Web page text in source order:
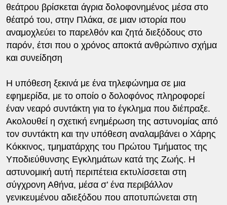
θεάτρου βρίσκεται άγρια δολοφονημένος μέσα στο
θέατρό του, στην Πλάκα, σε μιαν ιστορία που
αναμοχλεύει το παρελθόν και ζητά διεξόδους στο
παρόν, έτσι που ο χρόνος αποκτά ανθρώπινο σχήμα
και συνείδηση
Η υπόθεση ξεκινά με ένα τηλεφώνημα σε μια
εφημερίδα, με το οποίο ο δολοφόνος πληροφορεί
έναν νεαρό συντάκτη για το έγκλημα που διέπραξε.
Ακολουθεί η σχετική ενημέρωση της αστυνομίας από
τον συντάκτη και την υπόθεση αναλαμβάνει ο Χάρης
Κόκκινος, τμηματάρχης του Πρώτου Τμήματος της
Υποδιεύθυνσης Εγκλημάτων κατά της Ζωής. Η
αστυνομική αυτή περιπέτεια εκτυλίσσεται στη
σύγχρονη Αθήνα, μέσα σ’ ένα περιβάλλον
γενικευμένου αδιεξόδου που αποτυπώνεται στη